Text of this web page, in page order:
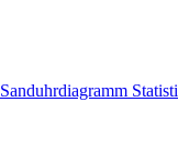
Sanduhrdiagramm